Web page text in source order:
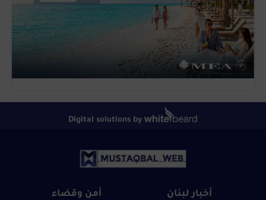
Digital solutions by
أخبار لبنان
أمن وقضاء